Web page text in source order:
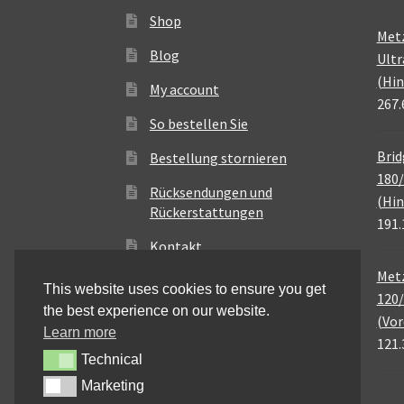
Shop
Blog
My account
So bestellen Sie
Bestellung stornieren
Rücksendungen und
Rückerstattungen
Kontakt
This website uses cookies to ensure you get
the best experience on our website.
Learn more
TechnicalTechnical
MarketingMarketing